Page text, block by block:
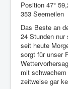
Position 47°
353 Seemeilen
Das Beste an
24 Stunden
seit heute
sorgt für unser
mit
zeitweise gar